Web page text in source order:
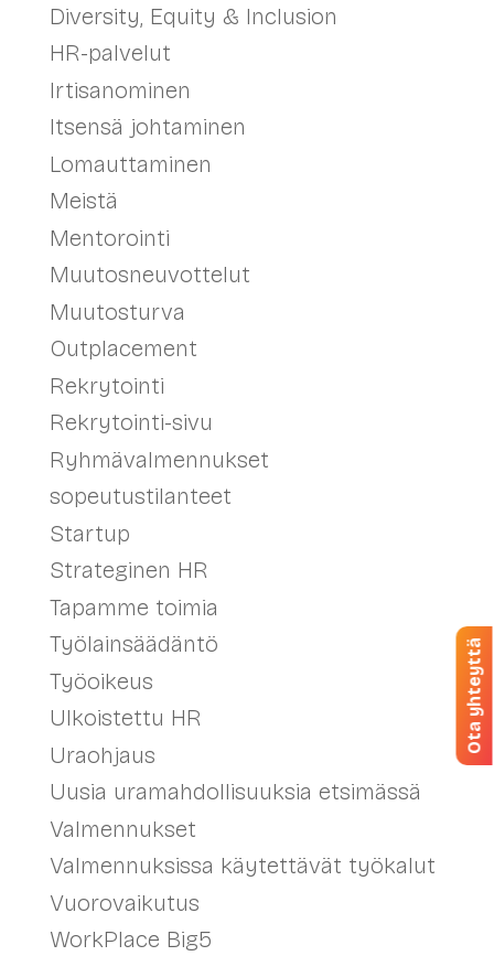
Diversity, Equity & Inclusion
HR-palvelut
Irtisanominen
Itsensä johtaminen
Lomauttaminen
Meistä
Mentorointi
Muutosneuvottelut
Muutosturva
Outplacement
Rekrytointi
Rekrytointi-sivu
Ryhmävalmennukset
sopeutustilanteet
Startup
Strateginen HR
Tapamme toimia
Työlainsäädäntö
Työoikeus
Ulkoistettu HR
Uraohjaus
Uusia uramahdollisuuksia etsimässä
Valmennukset
Valmennuksissa käytettävät työkalut
Vuorovaikutus
WorkPlace Big5
Ota yhteyttä